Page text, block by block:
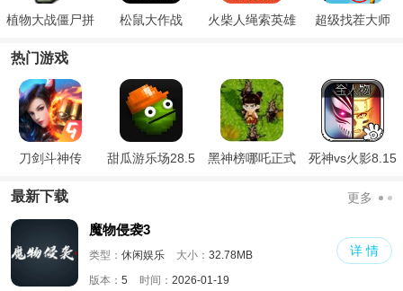
植物大战僵尸拼
接版最新版
松鼠大作战
火柴人绳索英雄
超级找茬大师
热门游戏
刀剑斗神传
甜瓜游乐场28.5
黑神榜哪吒正式
死神vs火影8.15
最新下载 更多
魔物侵袭3
类型： 休闲娱乐 大小： 32.78MB
版本： 5 时间： 2026-01-19
详 情